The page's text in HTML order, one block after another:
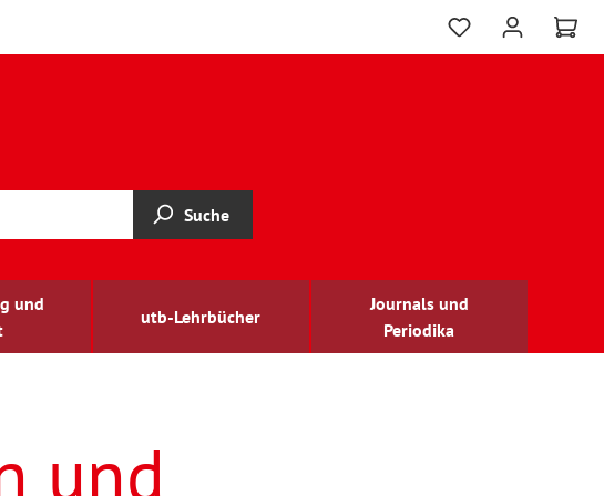
Suche
und
utb-Lehrbücher
Journals und
Periodika
und